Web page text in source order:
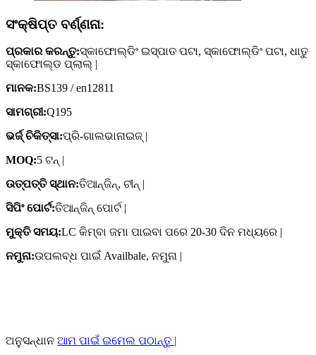
ସଂକ୍ଷିପ୍ତ ବର୍ଣ୍ଣନା:
ପ୍ରକାର କରନ୍ତୁ:ସ୍କାଫୋଲ୍ଡିଂ ଇସ୍ପାତ ପଟା, ସ୍କାଫୋଲ୍ଡିଂ ପଟା, ଧାତୁ
ସ୍କାଫୋଲ୍ଡ ପ୍ଲାଲ୍ |
ମାନକ:BS139 / en12811
ସାମଗ୍ରୀ:Q195
ଭର୍ଜ୍ ଚିକିତ୍ସା:ପ୍ରି-ଗାଲଭାନାଇଜ୍ |
MOQ:5 ଟନ୍ |
ଉତ୍ପତ୍ତି ସ୍ଥାନ:ତିଆନ୍ଜିନ୍, ଚୀନ୍ |
ସିପିଂ ପୋର୍ଟ:ତିଆନ୍ଜିନ୍ ପୋର୍ଟ |
ମୁକ୍ତି ସମୟ:LC କିମ୍ବା ଜମା ପାଇବା ପରେ 20-30 ଦିନ ମଧ୍ୟରେ |
ନମୁନା:ଉପଲବ୍ଧ ପାଇଁ Availbale, ନମୁନା |
ଅନୁସନ୍ଧାନ ଆମ ପାଇଁ ଇମେଲ ପଠାନ୍ତୁ |